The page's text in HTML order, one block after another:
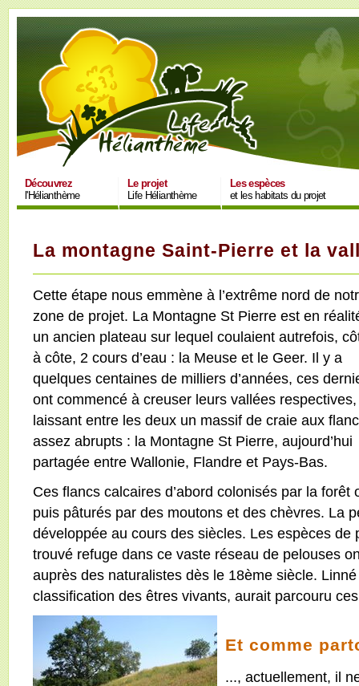
Découvrez
l'Hélianthème
Le projet
Life Hélianthème
Les espèces
et les habitats du projet
La montagne Saint-Pierre et la
Cette étape nous emmène à l’extrême nord de
zone de projet. La Montagne St Pierre est en
un ancien plateau sur lequel coulaient autrefois,
à côte, 2 cours d’eau : la Meuse et le Geer. Il y a
quelques centaines de milliers d’années, ces
ont commencé à creuser leurs vallées respectives,
laissant entre les deux un massif de craie aux
assez abrupts : la Montagne St Pierre, aujourd’hui
partagée entre Wallonie, Flandre et Pays-Bas.
Ces flancs calcaires d’abord colonisés par la
puis pâturés par des moutons et des chèvres. La
développée au cours des siècles. Les espèces de
trouvé refuge dans ce vaste réseau de pelouses
auprès des naturalistes dès le 18ème siècle.
classification des êtres vivants, aurait parcouru
Et comme
..., actuellement, il